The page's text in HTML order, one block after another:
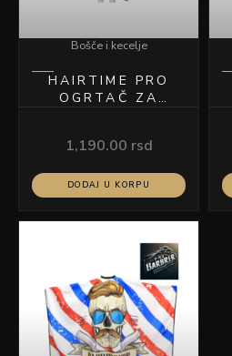
Bošče i kecelje
HAIRTIME PRO
OGRTAČ ZA
1,190.00 rsd
DODAJ U KORPU